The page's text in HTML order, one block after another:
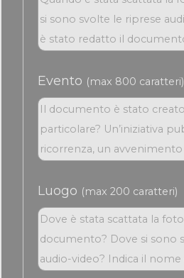
Evento (max 800 caratteri)
Luogo (max 200 caratteri)